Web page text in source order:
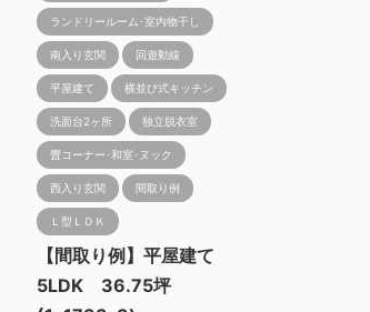
ランドリールーム･室内物干し
南入り玄関 回遊動線
平屋建て 横並び式キッチン
洗面台2ヶ所 独立脱衣室
畳コーナー･和室･ヌック
西入り玄関 間取り例
Ｌ型ＬＤＫ
【間取り例】平屋建て
5LDK 36.75坪